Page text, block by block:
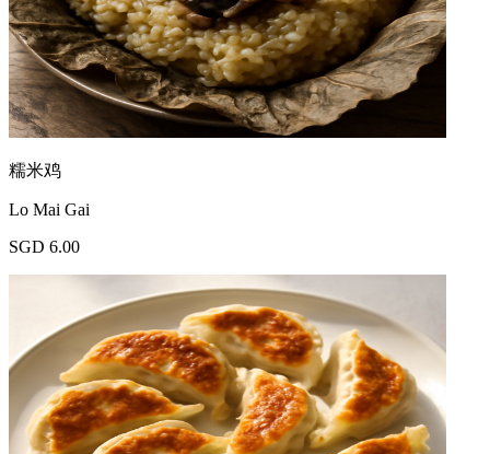
糯米鸡
Lo Mai Gai
SGD 6.00